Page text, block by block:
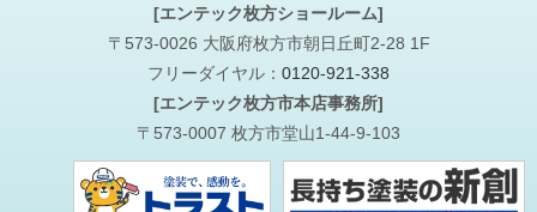
[エンテック枚方ショールーム]
〒573-0026 大阪府枚方市朝日丘町2-28 1F
フリーダイヤル： 0120-921-338
[エンテック枚方市本店事務所]
〒573-0007 枚方市堂山1-44-9-103